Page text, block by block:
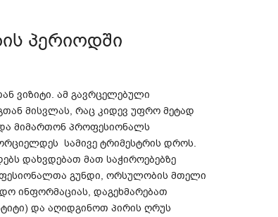
პერიოდში
ვიზიტი. ამ გავრცელებული
მისვლას, რაც კიდევ უფრო მეტად
მიმართონ პროფესიონალს
სამივე ტრიმესტრის დროს.
დახვდებათ მათ საჭიროებებზე
გუნდი, ორსულობის მთელი
ინფორმაციას, დაგეხმარებათ
და აღიდგინოთ პირის ღრუს